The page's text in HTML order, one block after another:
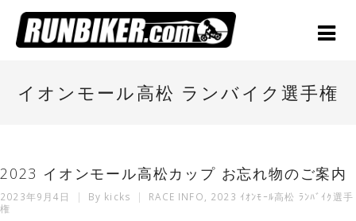
イオンモール高松 ランバイク選手権
2023 イオンモール高松カップ お忘れ物のご案内
2023年9月4日 By kicks RACE INFO
2023 ｲｵﾝﾓｰﾙ高松 ﾗﾝﾊﾞｲｸ選手
権